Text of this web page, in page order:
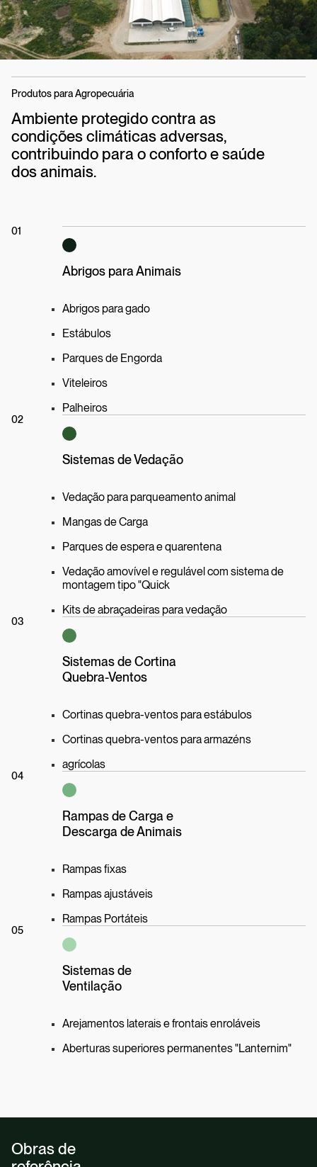
Produtos para Agropecuária
Ambiente protegido contra as
condições climáticas adversas,
contribuindo para o conforto e saúde
dos animais.
01
Abrigos para Animais
Abrigos para gado
Estábulos
Parques de Engorda
Viteleiros
Palheiros
02
Sistemas de Vedação
Vedação para parqueamento animal
Mangas de Carga
Parques de espera e quarentena
Vedação amovível e regulável com sistema de
montagem tipo "Quick
Kits de abraçadeiras para vedação
03
Sistemas de Cortina
Quebra-Ventos
Cortinas quebra-ventos para estábulos
Cortinas quebra-ventos para armazéns
agrícolas
04
Rampas de Carga e
Descarga de Animais
Rampas fixas
Rampas ajustáveis
Rampas Portáteis
05
Sistemas de
Ventilação
Arejamentos laterais e frontais enroláveis
Aberturas superiores permanentes "Lanternim"
Obras de